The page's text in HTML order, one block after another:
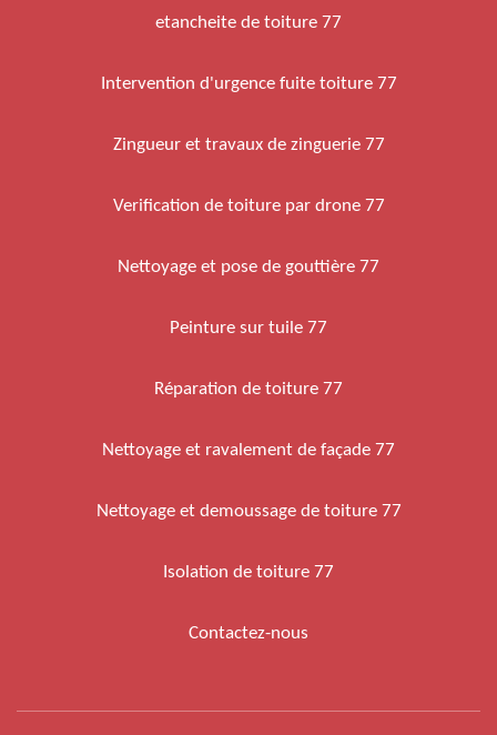
etancheite de toiture 77
Intervention d'urgence fuite toiture 77
Zingueur et travaux de zinguerie 77
Verification de toiture par drone 77
Nettoyage et pose de gouttière 77
Peinture sur tuile 77
Réparation de toiture 77
Nettoyage et ravalement de façade 77
Nettoyage et demoussage de toiture 77
Isolation de toiture 77
Contactez-nous